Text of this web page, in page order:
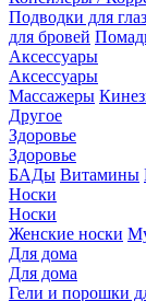
Подводки для глаз
для бровей
Аксессуары
Аксессуары
Массажеры
Другое
Здоровье
Здоровье
БАДы Витамины
Носки
Носки
Женские носки
Для дома
Для дома
Гели и порошки